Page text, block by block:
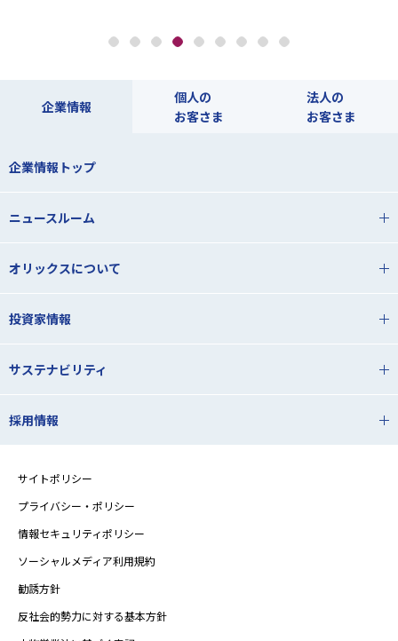
企業情報
個人の
お客さま
法人の
お客さま
企業情報トップ
ニュースルーム
オリックスについて
投資家情報
サステナビリティ
採用情報
サイトポリシー
プライバシー・ポリシー
情報セキュリティポリシー
ソーシャルメディア利用規約
勧誘方針
反社会的勢力に対する基本方針